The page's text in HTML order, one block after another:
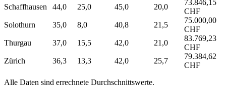
Schaffhausen
44,0 25,0 45,0 20,0
73.846,15
CHF
Solothurn
35,0 8,0 40,8 21,5
75.000,00
CHF
Thurgau
37,0 15,5 42,0 21,0
83.769,23
CHF
Zürich
36,3 13,3 42,0 25,7
79.384,62
CHF
Alle Daten sind errechnete Durchschnittswerte.